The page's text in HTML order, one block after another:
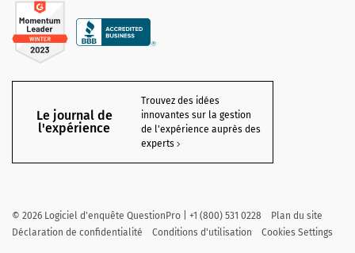
Le journal de
l'expérience
Trouvez des idées
innovantes sur la gestion
de l'expérience auprès des
experts
© 2026 Logiciel d'enquête QuestionPro | +1 (800) 531 0228
Plan du site
Déclaration de confidentialité
Conditions d'utilisation Cookies Settings